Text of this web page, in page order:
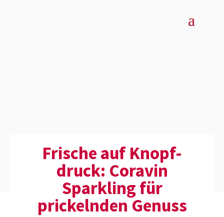
Frische auf Knopf­
druck: Coravin
Sparkling für
prickelnden Genuss